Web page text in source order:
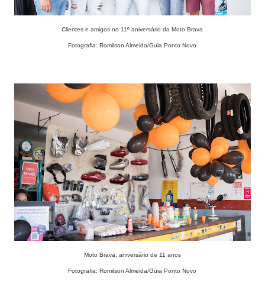
Clientes e amigos no 11º aniversário da Moto Brava
Fotografia: Romilson Almeida/Guia Ponto Novo
Moto Brava: aniversário de 11 anos
Fotografia: Romilson Almeida/Guia Ponto Novo